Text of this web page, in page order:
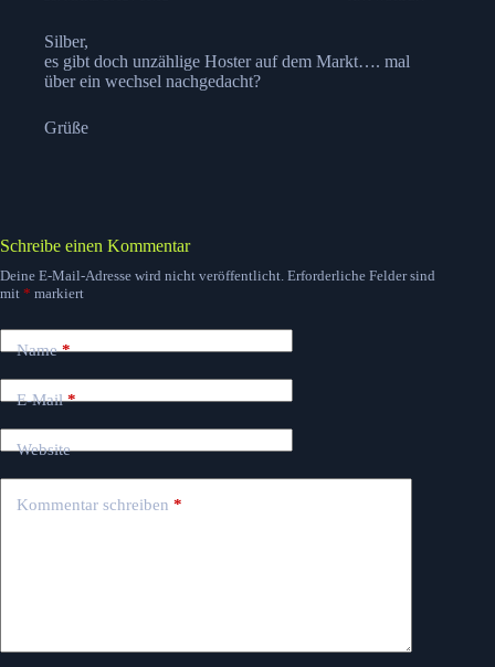
Silber,
es gibt doch unzählige Hoster auf dem Markt…. mal
über ein wechsel nachgedacht?
Grüße
Schreibe einen Kommentar
Deine E-Mail-Adresse wird nicht veröffentlicht. Erforderliche Felder sind
mit * markiert
Name*
E-Mail*
Website
Kommentar schreiben *